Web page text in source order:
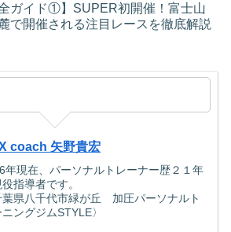
ガイド①】SUPER初開催！富士山
麓で開催される注目レースを徹底解説
coach 矢野貴宏
年現在、パーソナルトレーナー歴２１年
指導者です。
葉県八千代市緑が丘 加圧パーソナルト
ニングジムSTYLE〉